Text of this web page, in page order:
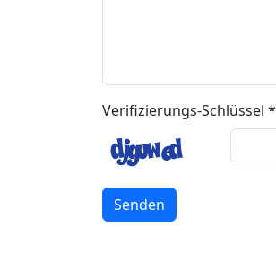
Verifizierungs-Schlüssel *
Senden